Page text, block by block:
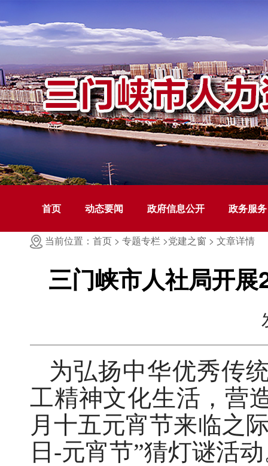
首页 动态要闻 政府信息公开 政务服务
当前位置：首页 > 专题专栏 >党建之窗 > 文章详情
三门峡市人社局开
为弘扬中华优秀传
工精神文化生活，营
月十五元宵节来临之
日-元宵节”猜灯谜活